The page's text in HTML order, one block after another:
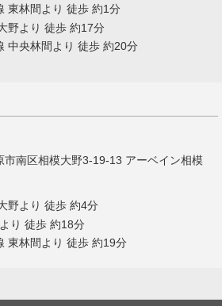
東林間より 徒歩 約1分
野より 徒歩 約17分
中央林間より 徒歩 約20分
市南区相模大野3-19-13 アーベイン相模
野より 徒歩 約4分
り 徒歩 約18分
東林間より 徒歩 約19分